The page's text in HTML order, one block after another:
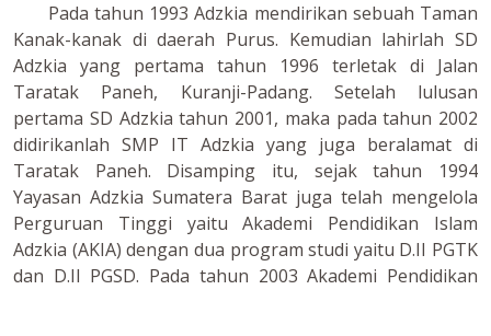
Pada tahun 1993 Adzkia mendirikan sebuah Taman
Kanak-kanak di daerah Purus. Kemudian lahirlah SD
Adzkia yang pertama tahun 1996 terletak di Jalan
Taratak Paneh, Kuranji-Padang. Setelah lulusan
pertama SD Adzkia tahun 2001, maka pada tahun 2002
didirikanlah SMP IT Adzkia yang juga beralamat di
Taratak Paneh. Disamping itu, sejak tahun 1994
Yayasan Adzkia Sumatera Barat juga telah mengelola
Perguruan Tinggi yaitu Akademi Pendidikan Islam
Adzkia (AKIA) dengan dua program studi yaitu D.II PGTK
dan D.II PGSD. Pada tahun 2003 Akademi Pendidikan